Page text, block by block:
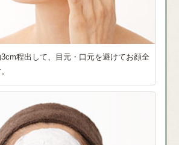
程出して、目元・口元を避けてお顔全